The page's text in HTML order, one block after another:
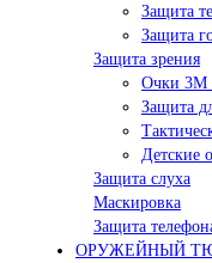
Защита
Защита
Защита зрения
Очки 3М
Защита
Детские
Защита слуха
Маскировка
Защита
ОРУЖЕЙНЫЙ